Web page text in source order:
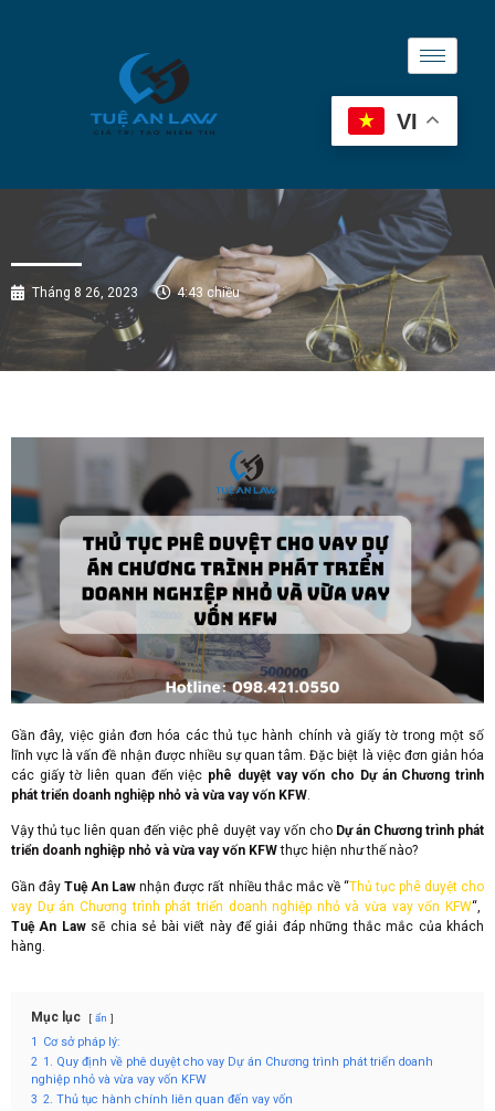
VI
Tháng 8 26, 2023 4:43 chiều
Gần đây, việc giản đơn hóa các thủ tục hành chính và giấy tờ trong một số
lĩnh vực là vấn đề nhận được nhiều sự quan tâm. Đặc biệt là việc đơn giản hóa
các giấy tờ liên quan đến việc phê duyệt vay vốn cho Dự án Chương trình
phát triển doanh nghiệp nhỏ và vừa vay vốn KFW.
Vậy thủ tục liên quan đến việc phê duyệt vay vốn cho Dự án Chương trình phát
triển doanh nghiệp nhỏ và vừa vay vốn KFWthực hiện như thế nào?
Gần đâyTuệ An Law nhận được rất nhiều thắc mắc về “Thủ tục phê duyệt cho
vay Dự án Chương trình phát triển doanh nghiệp nhỏ và vừa vay vốn KFW“,
Tuệ An Lawsẽ chia sẻ bài viết này để giải đáp những thắc mắc của khách
hàng.
Mục lục ẩn
1
Cơ sở pháp lý:
2 1. Quy định về phê duyệt cho vay Dự án Chương trình phát triển doanh
nghiệp nhỏ và vừa vay vốn KFW
3 2. Thủ tục hành chính liên quan đến vay vốn